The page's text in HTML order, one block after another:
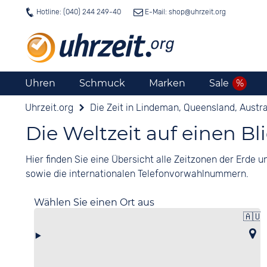
Hotline: (040) 244 249-40 E-Mail: shop@uhrzeit.org
Uhren Schmuck Marken Sale
Uhrzeit.org Die Zeit in Lindeman, Queensland,
Die Weltzeit auf einen
Hier finden Sie eine Übersicht alle Zeitzonen der Erde
sowie die internationalen Telefonvorwahlnummern.
Wählen Sie einen Ort aus
🇦🇺